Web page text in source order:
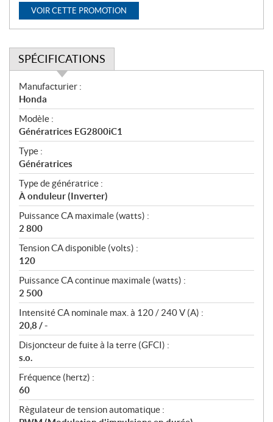
VOIR CETTE PROMOTION
SPÉCIFICATIONS
S
p
é
c
i
f
i
c
a
t
i
o
n
s
Manufacturier :
Honda
Modèle :
Génératrices EG2800iC1
Type :
Génératrices
Type de génératrice :
À onduleur (Inverter)
Puissance CA maximale (watts) :
2 800
Tension CA disponible (volts) :
120
Puissance CA continue maximale (watts) :
2 500
Intensité CA nominale max. à 120 / 240 V (A) :
20,8 / -
Disjoncteur de fuite à la terre (GFCI) :
s.o.
Fréquence (hertz) :
60
Règulateur de tension automatique :